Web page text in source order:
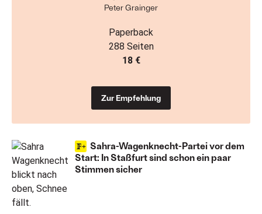
Sahra-Wagenknecht-Partei vor dem
Start: In Staßfurt sind schon ein paar
Stimmen sicher
Peter Grainger
Paperback
288 Seiten
18 €
Zur Empfehlung